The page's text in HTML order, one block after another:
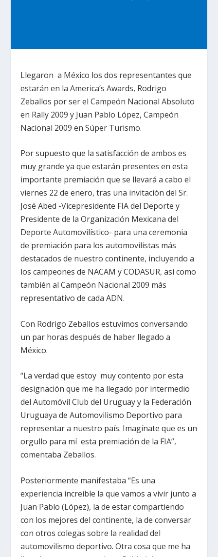
Llegaron a México los dos representantes que
estarán en la America’s Awards, Rodrigo
Zeballos por ser el Campeón Nacional Absoluto
en Rally 2009 y Juan Pablo López, Campeón
Nacional 2009 en Súper Turismo.
Por supuesto que la satisfacción de ambos es
muy grande ya que estarán presentes en esta
importante premiación que se llevará a cabo el
viernes 22 de enero, tras una invitación del Sr.
José Abed -Vicepresidente FIA del Deporte y
Presidente de la Organización Mexicana del
Deporte Automovilístico- para una ceremonia
de premiación para los automovilistas más
destacados de nuestro continente, incluyendo a
los campeones de NACAM y CODASUR, así como
también al Campeón Nacional 2009 más
representativo de cada ADN.
Con Rodrigo Zeballos estuvimos conversando
un par horas después de haber llegado a
México.
“La verdad que estoy muy contento por esta
designación que me ha llegado por intermedio
del Automóvil Club del Uruguay y la Federación
Uruguaya de Automovilismo Deportivo para
representar a nuestro país. Imagínate que es un
orgullo para mí esta premiación de la FIA”,
comentaba Zeballos.
Posteriormente manifestaba “Es una
experiencia increíble la que vamos a vivir junto a
Juan Pablo (López), la de estar compartiendo
con los mejores del continente, la de conversar
con otros colegas sobre la realidad del
automovilismo deportivo. Otra cosa que me ha